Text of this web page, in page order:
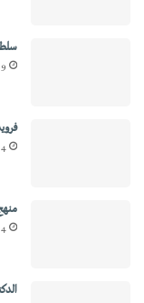
9 أغسطس 2026
4 أغسطس 2026
4 أغسطس 2026